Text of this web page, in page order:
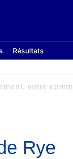
Résultats
Rye